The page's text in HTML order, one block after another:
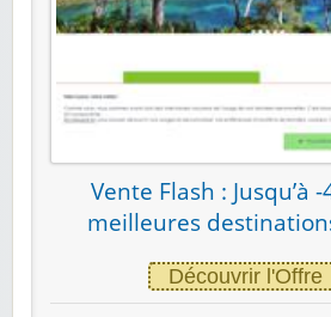
Vente Flash : Jusqu’à
meilleures
Découvrir l'Offre